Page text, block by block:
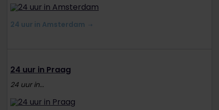
24 uur in Amsterdam
24 uur in Praag
24 uur in...